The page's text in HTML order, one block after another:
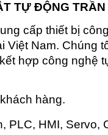
TỰ ĐỘNG TRẦN
cấp thiết bị
Việt Nam. Chúng
hợp công nghệ
hàng.
PLC, HMI, Servo,